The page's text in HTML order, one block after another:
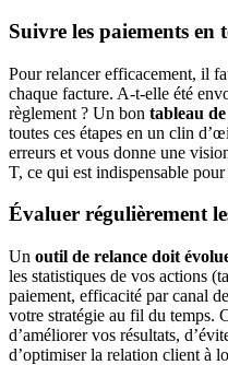
Suivre les paiements en
Pour relancer efficacement, il
chaque facture. A-t-elle été
règlement ? Un bon tableau
toutes ces étapes en un clin
erreurs et vous donne une
T, ce qui est indispensable
Évaluer régulièrement
Un outil de relance doit
les statistiques de vos actions
paiement, efficacité par canal
votre stratégie au fil du temps.
d’améliorer vos résultats,
d’optimiser la relation client à